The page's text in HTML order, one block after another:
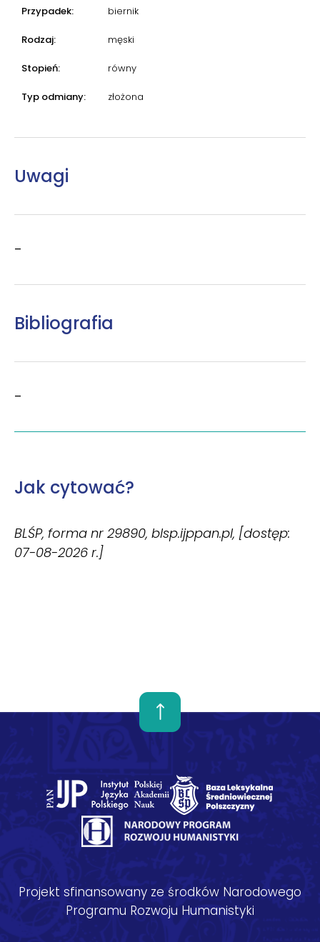
Przypadek: biernik
Rodzaj: męski
Stopień: równy
Typ odmiany: złożona
Uwagi
–
Bibliografia
–
Jak cytować?
BLŚP, forma nr 29890, blsp.ijppan.pl, [dostęp:
07-08-2026 r.]
Projekt sfinansowany ze środków Narodowego
Programu Rozwoju Humanistyki